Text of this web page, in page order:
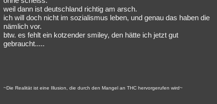
weil dann ist deutschland richtig am arsch.
ich will doch nicht im sozialismus leben, und genau das haben die
nämlich vor.
btw. es fehlt ein kotzender smiley, den hätte ich jetzt gut
gebraucht.....
~Die Realität ist eine Illusion, die durch den Mangel an THC hervorgerufen wird~